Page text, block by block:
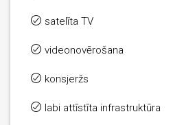
satelīta TV
videonovērošana
konsjeržs
labi attīstīta infrastruktūra